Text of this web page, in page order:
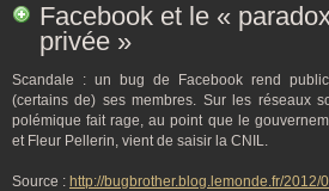
Facebook et le «
privée »
Scandale : un bug de Facebook rend
(certains de) ses membres. Sur les réseaux
polémique fait rage, au point que le
et Fleur Pellerin, vient de saisir la CNIL.
Source : http://bugbrother.blog.lemonde.fr/2012/